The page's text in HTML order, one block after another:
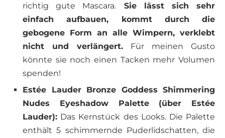
richtig gute Mascara. Sie lässt sich sehr
einfach aufbauen, kommt durch die
gebogene Form an alle Wimpern, verklebt
nicht und verlängert. Für meinen Gusto
könnte sie noch einen Tacken mehr Volumen
spenden!
Estée Lauder Bronze Goddess Shimmering
Nudes Eyeshadow Palette (über Estée
Lauder): Das Kernstück des Looks. Die Palette
enthält 5 schimmernde Puderlidschatten, die